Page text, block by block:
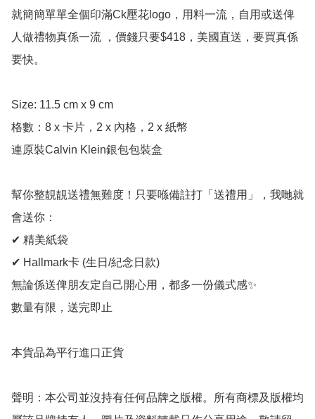
就簡簡單單全個印滿Ck壓花logo，用料一流，自用或送俾
人做禮物真係一流 ，價錢只要$418，美國直送，要買真係
要快。
Size: 11.5 cm x 9 cm
格數：8 x 卡片，2 x 內格，2 x 紙幣
連原裝Calvin Klein銀包包裝盒
幫你整靚靚送禮無難度！只要喺備註打「送禮用」，我哋就
會送你：
✔ 精美紙袋
✔ Hallmark卡 (生日/紀念日款)
無論係送俾朋友定自己開心用，都多一份儀式感✨
數量有限，送完即止
本貨品為平行進口正貨
聲明：本公司並沒持有任何品牌之版權。所有商標及版權均